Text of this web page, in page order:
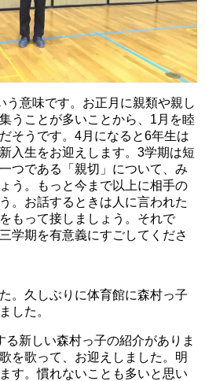
う意味です。お正月に親類や親し
うことが多いことから、1月を睦
そうです。4月になると6年生は
入生をお迎えします。3学期は短
つである「親切」について、み
う。もっと今まで以上に相手の
。お話するときは人に言われた
もって接しましょう。それで
学期を有意義にすごしてくださ
。久しぶりに体育館に森村っ子
した。
新しい森村っ子の紹介がありま
を歌って、お迎えしました。明
す。慣れないことも多いと思い